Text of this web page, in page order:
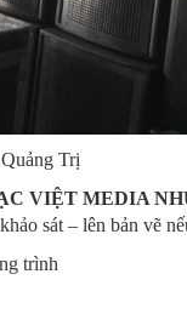
Trị
VIỆT MEDIA
sát – lên bản vẽ
trình